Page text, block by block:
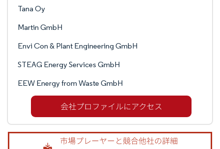
Tana Oy
Martin GmbH
Envi Con & Plant Engineering GmbH
STEAG Energy Services GmbH
EEW Energy from Waste GmbH